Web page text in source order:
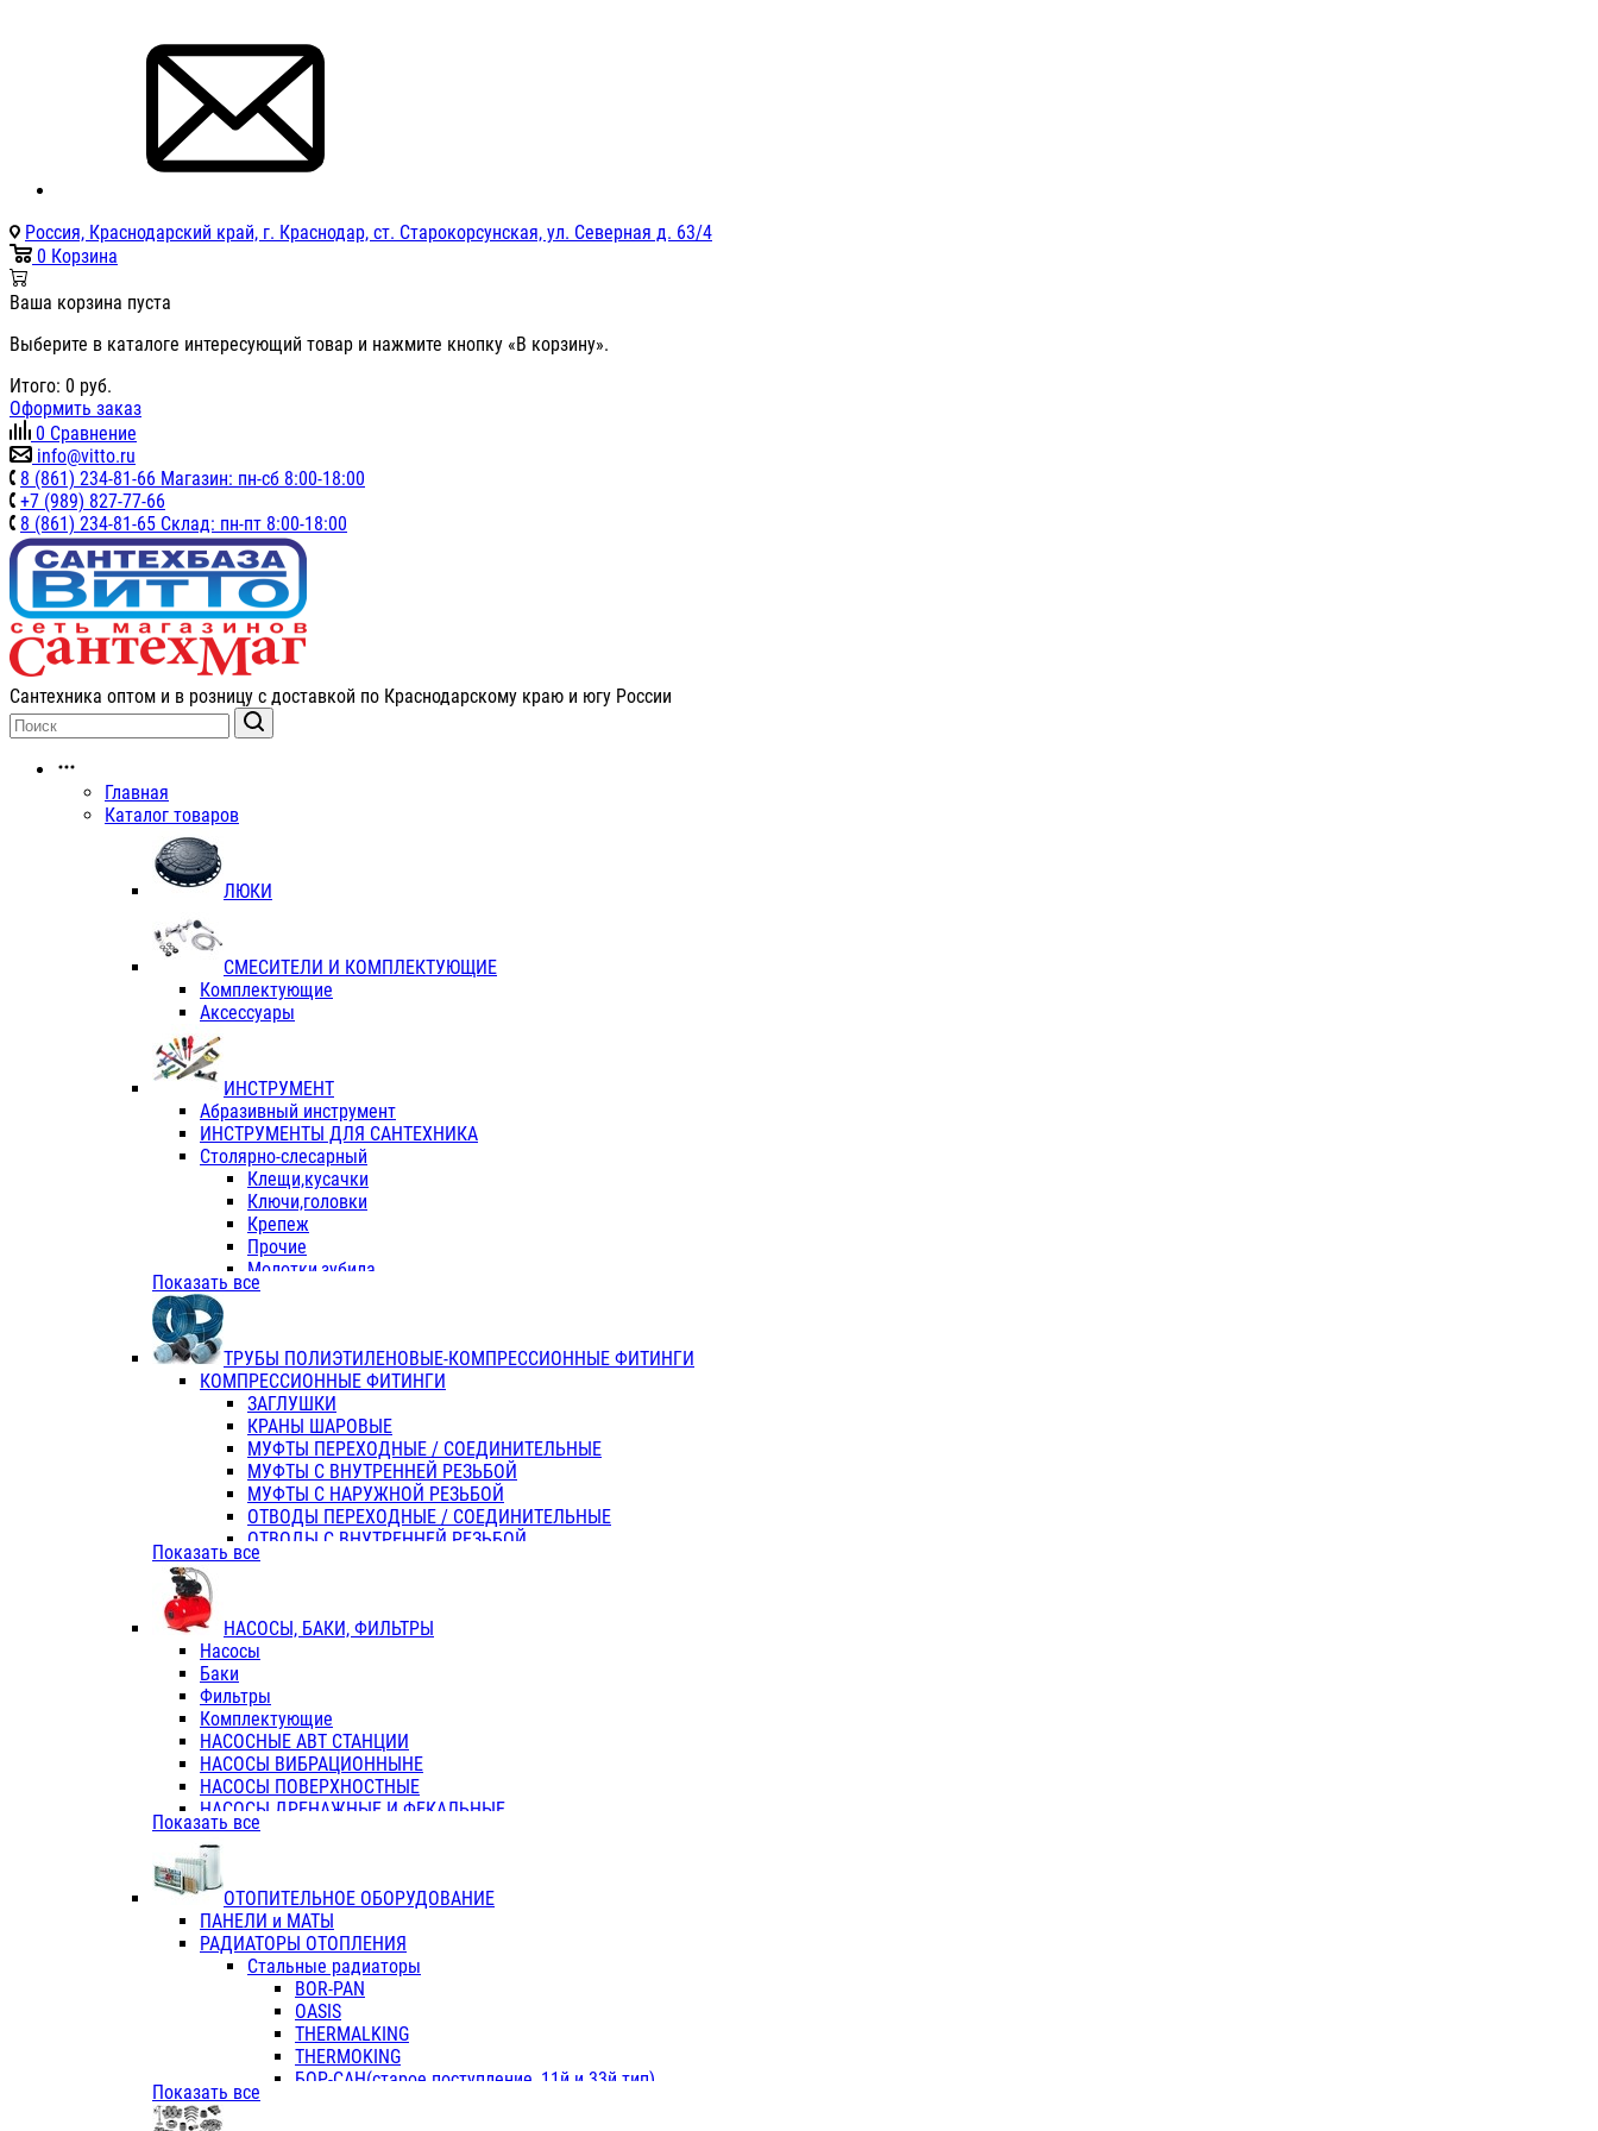
Россия, Краснодарский край, г. Краснодар, ст. Старокорсунская, ул. Северная д. 63/4
0 Корзина
Ваша корзина пуста
Выберите в каталоге интересующий товар и нажмите кнопку «В корзину».
Итого: 0 руб.
Оформить заказ
0 Сравнение
info@vitto.ru
8 (861) 234-81-66 Магазин: пн-сб 8:00-18:00
+7 (989) 827-77-66
8 (861) 234-81-65 Склад: пн-пт 8:00-18:00
Сантехника оптом и в розницу с доставкой по Краснодарскому краю и югу России
Главная
Каталог товаров
ЛЮКИ
СМЕСИТЕЛИ И КОМПЛЕКТУЮЩИЕ
Комплектующие
Аксессуары
ИНСТРУМЕНТ
Абразивный инструмент
ИНСТРУМЕНТЫ ДЛЯ САНТЕХНИКА
Столярно-слесарный
Клещи,кусачки
Ключи,головки
Крепеж
Прочие
Молотки,зубила
Пассатижи,тонкогубцы,утконосы
Отвертки
Хоз. инвентарь
ЭЛ. ИНСТРУМЕНТ OASIS
Показать все
ТРУБЫ ПОЛИЭТИЛЕНОВЫЕ-КОМПРЕССИОННЫЕ ФИТИНГИ
КОМПРЕССИОННЫЕ ФИТИНГИ
ЗАГЛУШКИ
КРАНЫ ШАРОВЫЕ
МУФТЫ ПЕРЕХОДНЫЕ / СОЕДИНИТЕЛЬНЫЕ
МУФТЫ С ВНУТРЕННЕЙ РЕЗЬБОЙ
МУФТЫ С НАРУЖНОЙ РЕЗЬБОЙ
ОТВОДЫ ПЕРЕХОДНЫЕ / СОЕДИНИТЕЛЬНЫЕ
ОТВОДЫ С ВНУТРЕННЕЙ РЕЗЬБОЙ
ОТВОДЫ С НАРУЖНОЙ РЕЗЬБОЙ
ТРОЙНИКИ ПЕРЕХОДНЫЕ / СОЕДИНИТЕЛЬНЫЕ
ТРОЙНИКИ С ВНУТРЕННЕЙ РЕЗЬБОЙ
КОЛЬЦА РЕЗИНОВЫЕ
ТРУБЫ НАПОРНЫЕ
ТРУБЫ ГОФРИРОВАННЫЕ ДВУХСЛ.
ТРУБЫ ПОЛИЭТИЛЕНОВЫЕ
Показать все
НАСОСЫ, БАКИ, ФИЛЬТРЫ
Насосы
Баки
Фильтры
Комплектующие
НАСОСНЫЕ АВТ СТАНЦИИ
НАСОСЫ ВИБРАЦИОННЫНЕ
НАСОСЫ ПОВЕРХНОСТНЫЕ
НАСОСЫ ДРЕНАЖНЫЕ И ФЕКАЛЬНЫЕ
НАСОСЫ ПОВЫСИТ и ЦИРКУЛЯЦИОННЫЕ
НАСОСЫ СКВАЖИННЫЕ
Показать все
ОТОПИТЕЛЬНОЕ ОБОРУДОВАНИЕ
ПАНЕЛИ и МАТЫ
РАДИАТОРЫ ОТОПЛЕНИЯ
Стальные радиаторы
BOR-PAN
OASIS
THERMALKING
THERMOKING
БОР-САН(старое поступление, 11й и 33й тип)
Показать все